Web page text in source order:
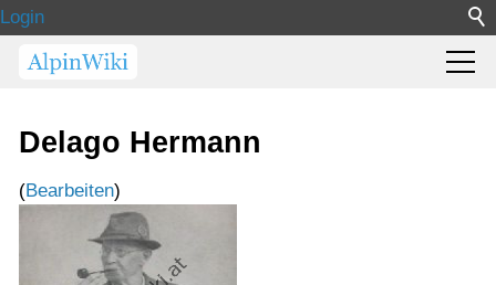
Login
Delago Hermann
(Bearbeiten)